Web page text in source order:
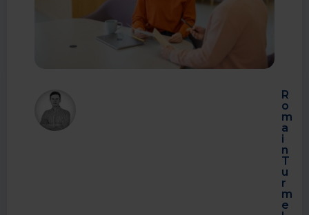
R
o
m
a
i
n
T
u
r
m
e